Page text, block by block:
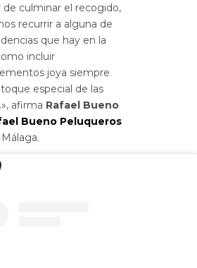
de culminar el recogido,
recurrir a alguna de
que hay en la
incluir
joya siempre
especial de las
afirma Rafael Bueno
Bueno Peluqueros